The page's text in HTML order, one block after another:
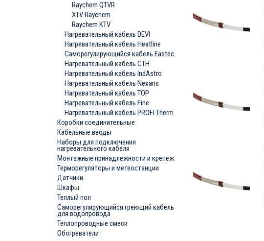
Raychem QTVR
XTV Raychem
Raychem KTV
Нагревательный кабель DEVI
Нагревательный кабель Heatline
Саморегулирующийся кабель Eastec
Нагревательный кабель СТН
Нагревательный кабель IndAstro
Нагревательный кабель Nexans
Нагревательный кабель ТОР
Нагревательный кабель Fine
Нагревательный кабель PROFI Therm
Коробки соединительные
Кабельные вводы
Наборы для подключения
нагревательного кабеля
Монтажные принадлежности и крепеж
Терморегуляторы и метеостанции
Датчики
Шкафы
Теплый пол
Саморегулирующийся греющий кабель
для водопровода
Теплопроводные смеси
Обогреватели